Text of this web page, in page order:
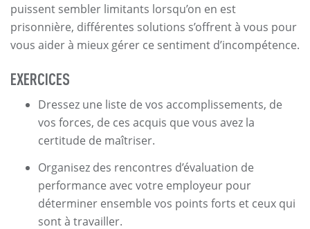
puissent sembler limitants lorsqu’on en est
prisonnière, différentes solutions s’offrent à vous pour
vous aider à mieux gérer ce sentiment d’incompétence.
EXERCICES
Dressez une liste de vos accomplissements, de
vos forces, de ces acquis que vous avez la
certitude de maîtriser.
Organisez des rencontres d’évaluation de
performance avec votre employeur pour
déterminer ensemble vos points forts et ceux qui
sont à travailler.